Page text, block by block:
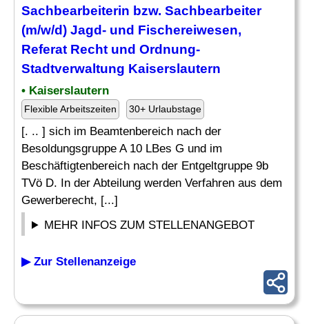
Sachbearbeiterin bzw. Sachbearbeiter
(m/w/d) Jagd- und Fischereiwesen,
Referat Recht und Ordnung-
Stadtverwaltung Kaiserslautern
• Kaiserslautern
Flexible Arbeitszeiten 30+ Urlaubstage
[. .. ] sich im Beamtenbereich nach der
Besoldungsgruppe A 10 LBes G und im
Beschäftigtenbereich nach der Entgeltgruppe 9b
TVö D. In der Abteilung werden Verfahren aus dem
Gewerberecht, [...]
MEHR INFOS ZUM STELLENANGEBOT
▶ Zur Stellenanzeige